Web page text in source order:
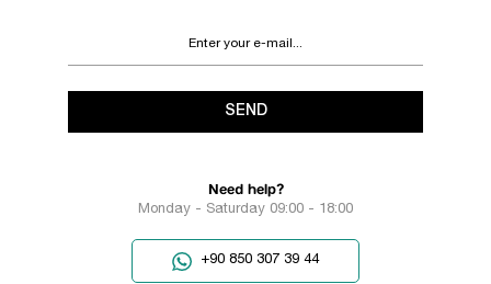
SEND
Need help?
Monday - Saturday 09:00 - 18:00
+90 850 307 39 44